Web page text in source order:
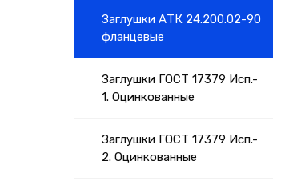
Заглушки АТК 24.200.02-90
фланцевые
Заглушки ГОСТ 17379 Исп.-
1. Оцинкованные
Заглушки ГОСТ 17379 Исп.-
2. Оцинкованные